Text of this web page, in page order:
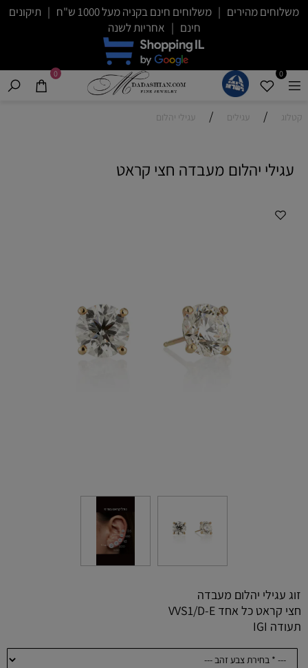
משלוחים מהירים | משלוחים חינם בקניה מעל 1000 ש"ח | תיקונים
חינם | אחריות לשנה
0
0
קטלוג / עגילים / עגילי יהלום
עגילי יהלום מעבדה חצי קראט
זוג עגילי יהלום מעבדה
חצי קראט כל אחד VVS1/D-E
תעודה IGI